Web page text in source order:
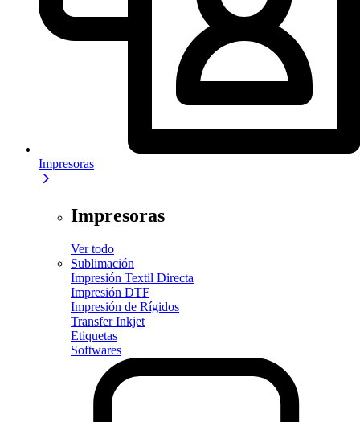
Impresoras
Impresoras
Ver todo
Sublimación
Impresión Textil Directa
Impresión DTF
Impresión de Rígidos
Transfer Inkjet
Etiquetas
Softwares